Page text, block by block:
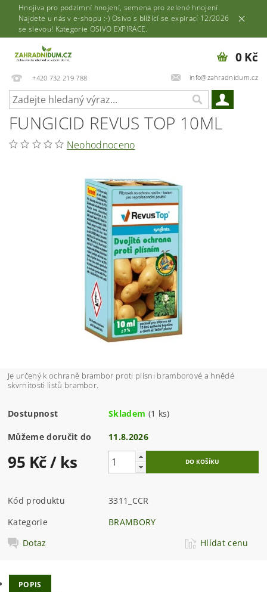
Hnojiva pro podzimní hnojení, semena pro zelené hnojení.
Najdete u nás v e-shopu :-) Osivo s blížící se expirací 12/2026
se slevou! Kategorie OSIVO EXPIRACE.
+420 732 219 788 info@zahradnidum.cz
0 Kč
FUNGICID REVUS TOP 10ML
Neohodnoceno
Je určený k ochraně brambor proti plísni bramborové a hnědé
skvrnitosti listů brambor.
Dostupnost Skladem (1 ks)
Můžeme doručit do 11.8.2026
95 Kč/ ks
Kód produktu
3311_CCR
Kategorie
BRAMBORY
Dotaz
Hlídat cenu
POPIS